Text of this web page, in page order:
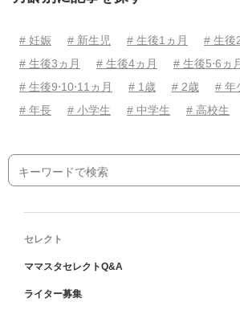
# 妊娠 # 新生児 # 生後1ヵ月
# 生後
# 生後3ヵ月
# 生後4ヵ月 # 生後5⋅6ヵ
# 生後9⋅10⋅11ヵ月
# 1歳 # 2歳 # 年
# 年長
# 小学生 # 中学生 # 高校生
セレクト
ママスタセレクトQ&A
ライター募集